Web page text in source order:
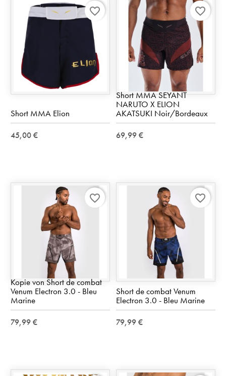
Short MMA Elion
45,00 €
favorite_border
Short MMA SEYANT
NARUTO X ELION
AKATSUKI Noir/Bordeaux
69,99 €
favorite_border
Kopie von Short de combat
Venum Electron 3.0 - Bleu
Marine
79,99 €
favorite_border
Short de combat Venum
Electron 3.0 - Bleu Marine
79,99 €
favorite_border